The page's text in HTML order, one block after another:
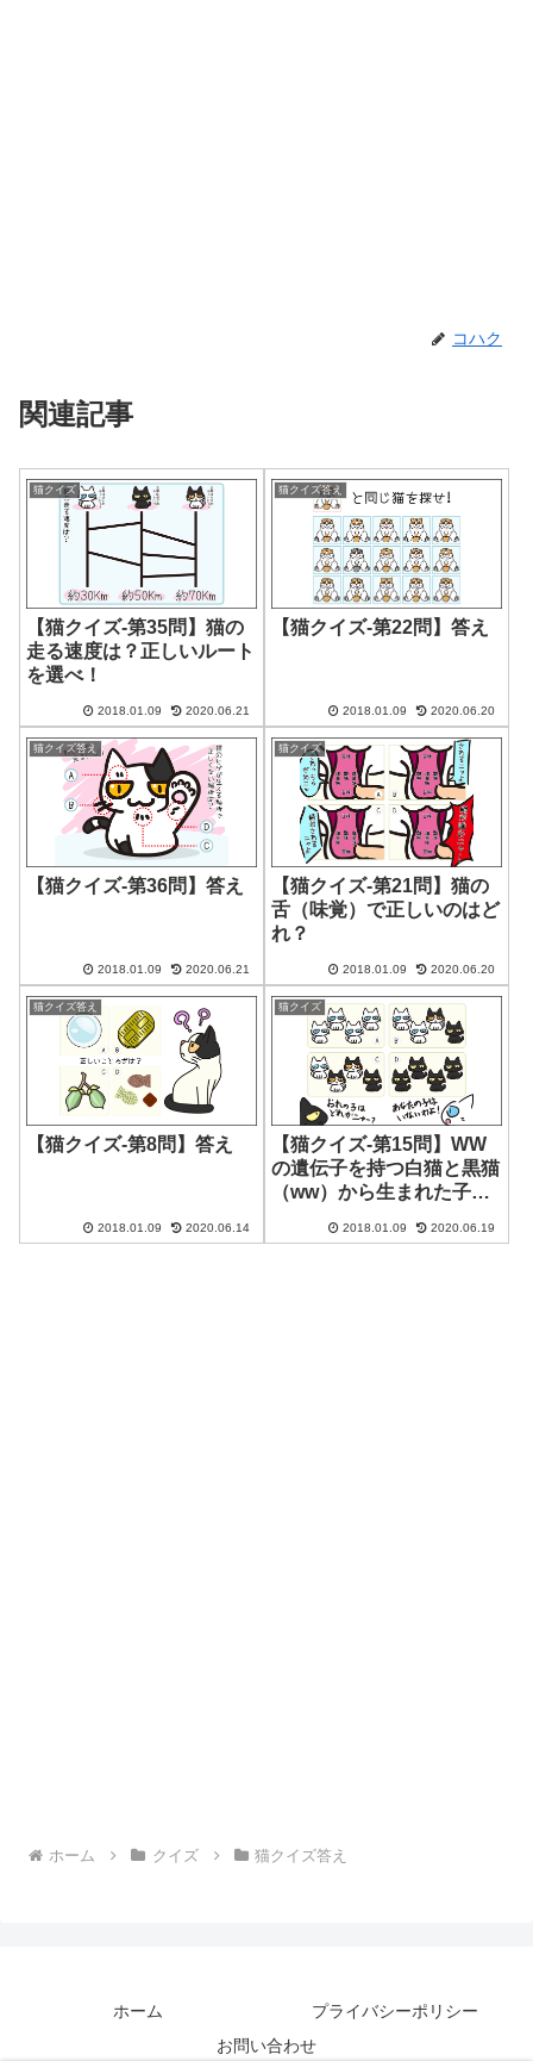
コハク
関連記事
猫クイズ
【猫クイズ-第35問】猫の
走る速度は？正しいルート
を選べ！
2018.01.09 2020.06.21
猫クイズ答え
【猫クイズ-第22問】答え
2018.01.09 2020.06.20
猫クイズ答え
【猫クイズ-第36問】答え
2018.01.09 2020.06.21
猫クイズ
【猫クイズ-第21問】猫の
舌（味覚）で正しいのはど
れ？
2018.01.09 2020.06.20
猫クイズ答え
【猫クイズ-第8問】答え
2018.01.09 2020.06.14
猫クイズ
【猫クイズ-第15問】WW
の遺伝子を持つ白猫と黒猫
（ww）から生まれた子猫
2018.01.09 2020.06.19
ホーム クイズ 猫クイズ答え
ホーム
プライバシーポリシー
お問い合わせ